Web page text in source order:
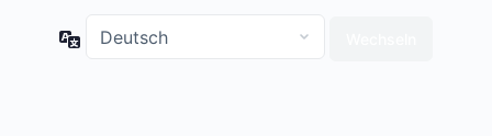
Sprache